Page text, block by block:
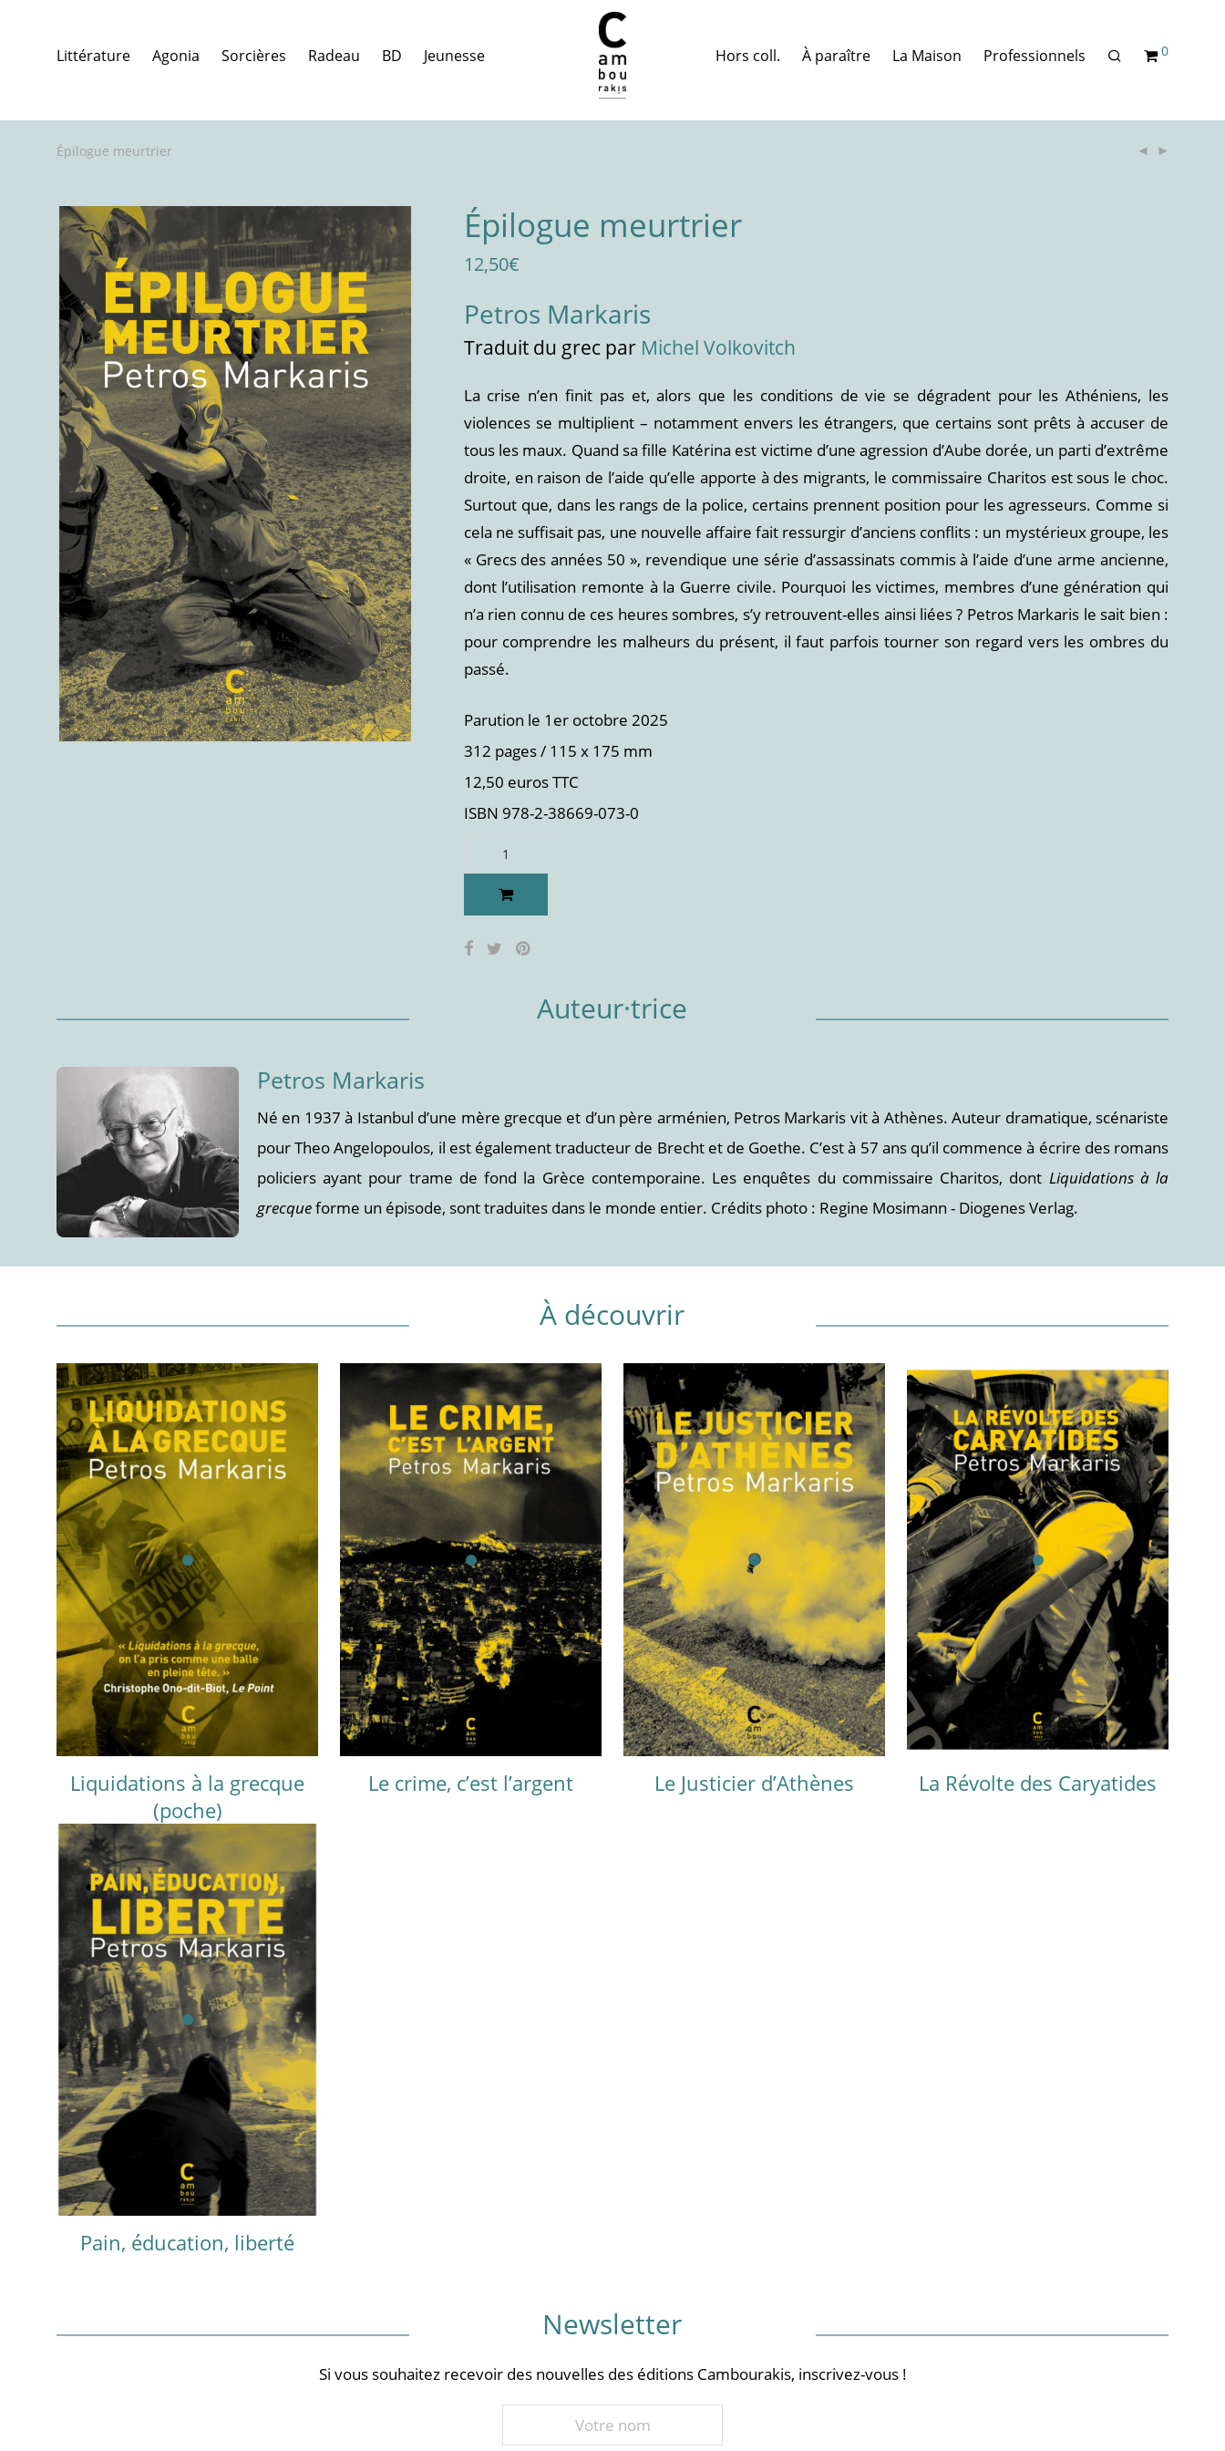
Littérature Agonia Sorcières Radeau BD Jeunesse Hors coll. À paraître La Maison Professionnels 0
Épilogue meurtrier
Épilogue meurtrier
12,50€
Petros Markaris
Traduit du grec par Michel Volkovitch
La crise n’en finit pas et, alors que les conditions de vie se dégradent pour les Athéniens, les
violences se multiplient – notamment envers les étrangers, que certains sont prêts à accuser de
tous les maux. Quand sa fille Katérina est victime d’une agression d’Aube dorée, un parti d’extrême
droite, en raison de l’aide qu’elle apporte à des migrants, le commissaire Charitos est sous le choc.
Surtout que, dans les rangs de la police, certains prennent position pour les agresseurs. Comme si
cela ne suffisait pas, une nouvelle affaire fait ressurgir d’anciens conflits : un mystérieux groupe, les
« Grecs des années 50 », revendique une série d’assassinats commis à l’aide d’une arme ancienne,
dont l’utilisation remonte à la Guerre civile. Pourquoi les victimes, membres d’une génération qui
n’a rien connu de ces heures sombres, s’y retrouvent-elles ainsi liées ? Petros Markaris le sait bien :
pour comprendre les malheurs du présent, il faut parfois tourner son regard vers les ombres du
passé.
Parution le 1er octobre 2025
312 pages / 115 x 175 mm
12,50 euros TTC
ISBN 978-2-38669-073-0
Auteur·trice
Petros Markaris
Né en 1937 à Istanbul d’une mère grecque et d’un père arménien, Petros Markaris vit à Athènes. Auteur dramatique, scénariste
pour Theo Angelopoulos, il est également traducteur de Brecht et de Goethe. C’est à 57 ans qu’il commence à écrire des romans
policiers ayant pour trame de fond la Grèce contemporaine. Les enquêtes du commissaire Charitos, dont Liquidations à la
grecqueforme un épisode, sont traduites dans le monde entier. Crédits photo : Regine Mosimann - Diogenes Verlag.
À découvrir
Liquidations à la grecque
(poche)
Le crime, c’est l’argent Le Justicier d’Athènes La Révolte des Caryatides
Pain, éducation, liberté
Newsletter
Si vous souhaitez recevoir des nouvelles des éditions Cambourakis, inscrivez-vous !